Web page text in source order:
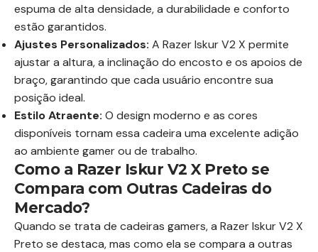
espuma de alta densidade, a durabilidade e conforto
estão garantidos.
Ajustes Personalizados: A Razer Iskur V2 X permite
ajustar a altura, a inclinação do encosto e os apoios de
braço, garantindo que cada usuário encontre sua
posição ideal.
Estilo Atraente: O design moderno e as cores
disponíveis tornam essa cadeira uma excelente adição
ao ambiente gamer ou de trabalho.
Como a Razer Iskur V2 X Preto se
Compara com Outras Cadeiras do
Mercado?
Quando se trata de cadeiras gamers, a Razer Iskur V2 X
Preto se destaca, mas como ela se compara a outras